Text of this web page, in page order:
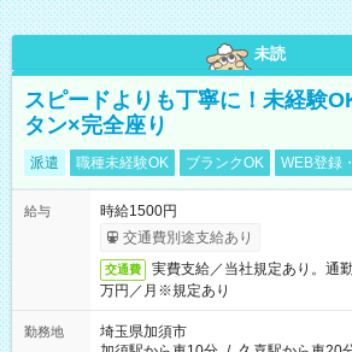
未読
スピードよりも丁寧に！未経験
タン×完全座り
派遣 職種未経験OK ブランクOK WEB登録
給与
時給1500円
交通費別途支給あり
交通費
実費支給／当社規定あり。通
万円／月※規定あり
勤務地
埼玉県加須市